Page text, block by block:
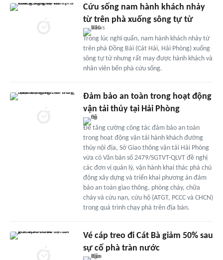
Cứu sống nam hành khách nhảy
từ trên phà xuống sông tự tử
Trong lúc nghĩ quẩn, nam hành khách nhảy từ
trên phà Đồng Bài (Cát Hải, Hải Phòng) xuống
sông tự tử nhưng rất may được hành khách và
nhân viên bến phà cứu sống.
Đảm bảo an toàn trong hoạt động
vận tải thủy tại Hải Phòng
Để tăng cường công tác đảm bảo an toàn
trong hoạt động vận tải hành khách đường
thủy nội địa, Sở Giao thông vận tải Hải Phòng
vừa có Văn bản số 2479/SGTVT-QLVT đề nghị
các đơn vị quản lý, vận hành khai thác phà chủ
động xây dựng và triển khai phương án đảm
bảo an toàn giao thông, phòng cháy, chữa
cháy và cứu nạn, cứu hộ (ATGT, PCCC và CHCN)
trong quá trình chạy phà trên địa bàn.
Vé cáp treo đi Cát Bà giảm 50% sau
sự cố phà tràn nước